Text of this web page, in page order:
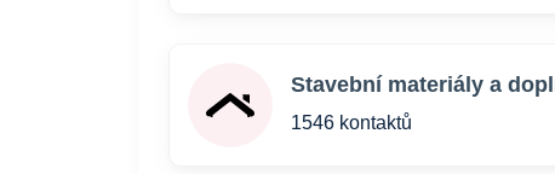
Stavební materiály a
1546 kontaktů